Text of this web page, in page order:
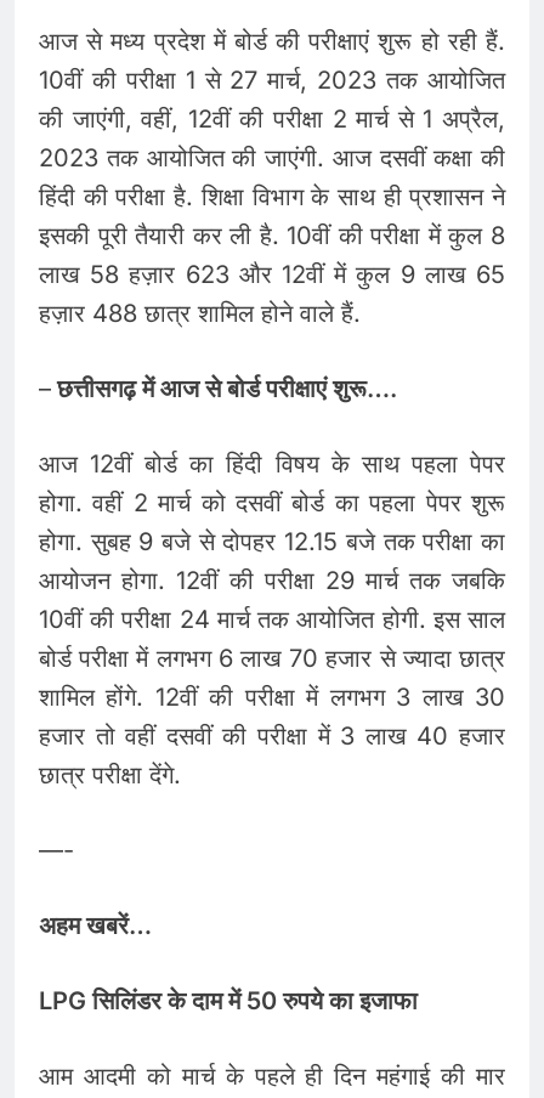
आज से मध्य प्रदेश में बोर्ड की परीक्षाएं शुरू हो रही हैं.
10वीं की परीक्षा 1 से 27 मार्च, 2023 तक आयोजित
की जाएंगी, वहीं, 12वीं की परीक्षा 2 मार्च से 1 अप्रैल,
2023 तक आयोजित की जाएंगी. आज दसवीं कक्षा की
हिंदी की परीक्षा है. शिक्षा विभाग के साथ ही प्रशासन ने
इसकी पूरी तैयारी कर ली है. 10वीं की परीक्षा में कुल 8
लाख 58 हज़ार 623 और 12वीं में कुल 9 लाख 65
हज़ार 488 छात्र शामिल होने वाले हैं.
–छत्तीसगढ़ में आज से बोर्ड परीक्षाएं शुरू….
आज 12वीं बोर्ड का हिंदी विषय के साथ पहला पेपर
होगा. वहीं 2 मार्च को दसवीं बोर्ड का पहला पेपर शुरू
होगा. सुबह 9 बजे से दोपहर 12.15 बजे तक परीक्षा का
आयोजन होगा. 12वीं की परीक्षा 29 मार्च तक जबकि
10वीं की परीक्षा 24 मार्च तक आयोजित होगी. इस साल
बोर्ड परीक्षा में लगभग 6 लाख 70 हजार से ज्यादा छात्र
शामिल होंगे. 12वीं की परीक्षा में लगभग 3 लाख 30
हजार तो वहीं दसवीं की परीक्षा में 3 लाख 40 हजार
छात्र परीक्षा देंगे.
—-
अहम खबरें…
LPG सिलिंडर के दाम में 50 रुपये का इजाफा
आम आदमी को मार्च के पहले ही दिन महंगाई की मार